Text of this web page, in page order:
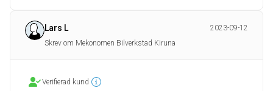
Lars L
2023-09-12
Skrev om Mekonomen Bilverkstad Kiruna
Verifierad kund